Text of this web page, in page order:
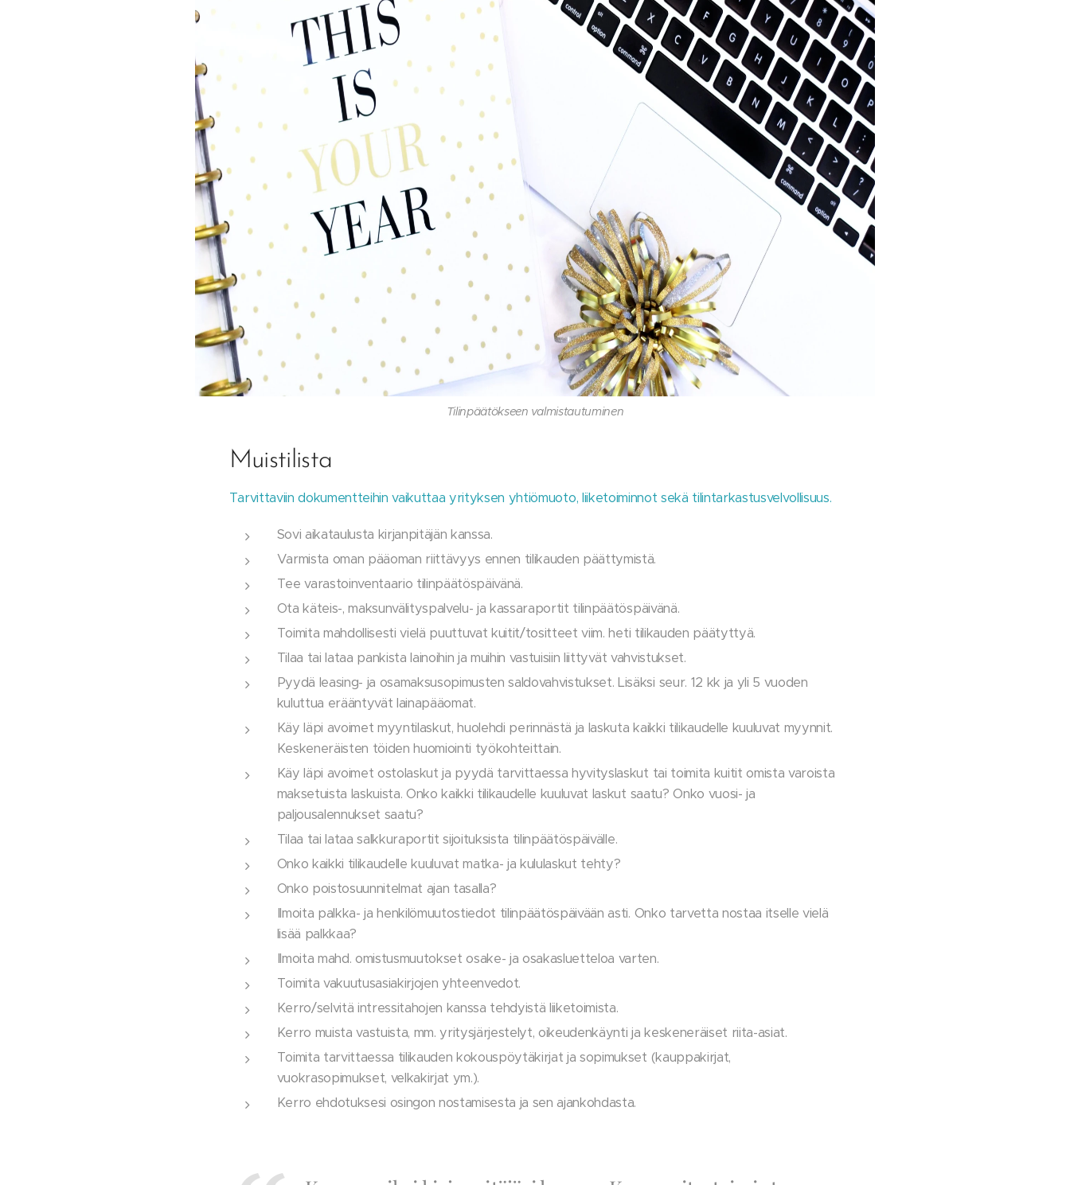
Tilinpäätökseen valmistautuminen
Muistilista
Tarvittaviindokumentteihin vaikuttaa yrityksen yhtiömuoto, liiketoiminnot sekä tilintarkastusvelvollisuus.
Sovi aikataulusta kirjanpitäjän kanssa.
Varmista oman pääoman riittävyys ennen tilikauden päättymistä.
Tee varastoinventaario tilinpäätöspäivänä.
Ota käteis-, maksunvälityspalvelu- ja kassaraportit tilinpäätöspäivänä.
Toimita mahdollisesti vielä puuttuvat kuitit/tositteet viim. heti tilikauden päätyttyä.
Tilaa tai lataa pankista lainoihin ja muihin vastuisiin liittyvät vahvistukset.
Pyydä leasing- ja osamaksusopimusten saldovahvistukset. Lisäksi seur. 12 kk ja yli 5 vuoden
kuluttua erääntyvät lainapääomat.
Käy läpi avoimet myyntilaskut, huolehdi perinnästä ja laskuta kaikki tilikaudelle kuuluvat myynnit.
Keskeneräisten töiden huomiointi työkohteittain.
Käy läpi avoimet ostolaskut ja pyydä tarvittaessa hyvityslaskut tai toimita kuitit omista varoista
maksetuista laskuista. Onko kaikki tilikaudelle kuuluvat laskut saatu? Onko vuosi- ja
paljousalennukset saatu?
Tilaa tai lataa salkkuraportit sijoituksista tilinpäätöspäivälle.
Onko kaikki tilikaudelle kuuluvat matka- ja kululaskut tehty?
Onko poistosuunnitelmat ajan tasalla?
Ilmoita palkka- ja henkilömuutostiedot tilinpäätöspäivään asti. Onko tarvetta nostaa itselle vielä
lisää palkkaa?
Ilmoita mahd. omistusmuutokset osake- ja osakasluetteloa varten.
Toimita vakuutusasiakirjojen yhteenvedot.
Kerro/selvitä intressitahojen kanssa tehdyistä liiketoimista.
Kerro muista vastuista, mm. yritysjärjestelyt, oikeudenkäynti ja keskeneräiset riita-asiat.
Toimita tarvittaessa tilikauden kokouspöytäkirjat ja sopimukset (kauppakirjat,
vuokrasopimukset, velkakirjat ym.).
Kerro ehdotuksesi osingon nostamisesta ja sen ajankohdasta.